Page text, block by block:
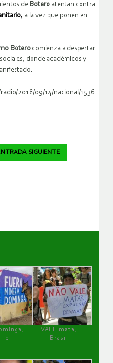
de Botero atentan contra
, a la vez que ponen en
Botero comienza a despertar
donde académicos y
2018/09/14/nacional/1536
SIGUIENTE
VALE mata,
Brasil